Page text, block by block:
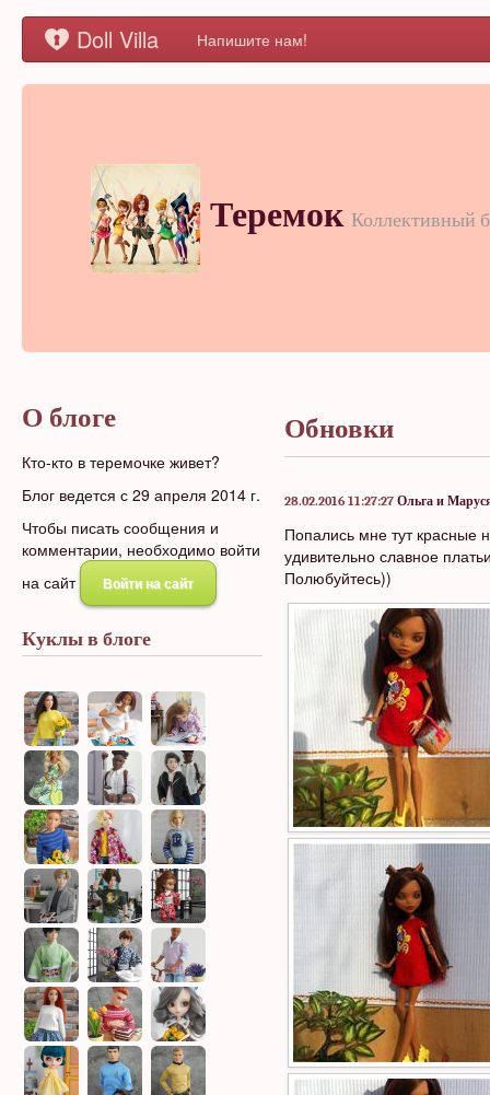
Doll Villa Напишите нам!
Теремок Коллективный
О блоге
Кто-кто в теремочке живет?
Блог ведется с 29 апреля 2014 г.
Чтобы писать сообщения и
комментарии, необходимо войти
на сайт
Войти на сайт
Куклы в блоге
Обновки
28.02.2016 11:27:27 Ольга и
Попались мне тут красные
удивительно славное
Полюбуйтесь))